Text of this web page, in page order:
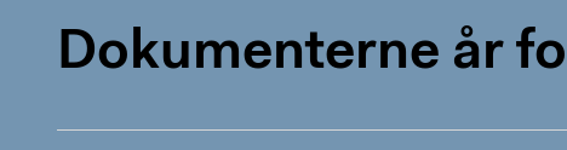
Dokumenterne år